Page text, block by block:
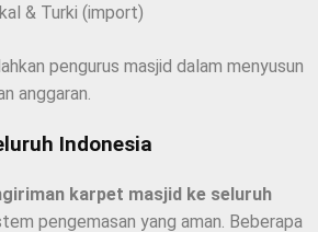
& Turki (import)
pengurus masjid dalam menyusun
anggaran.
Indonesia
karpet masjid ke seluruh
pengemasan yang aman. Beberapa